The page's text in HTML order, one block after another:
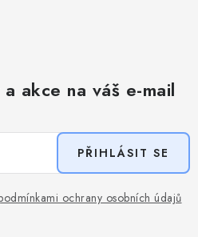
akce na váš e-mail
ochrany osobních údajů
PŘIHLÁSIT SE